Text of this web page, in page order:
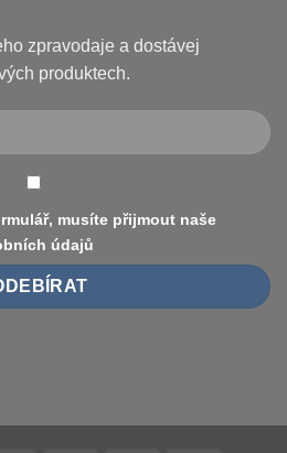
zpravodaje a dostávej
produktech.
musíte přijmout naše
údajů